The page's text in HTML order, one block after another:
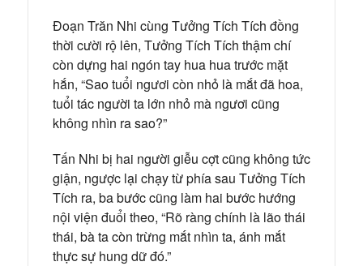
Đoạn Trăn Nhi cùng Tưởng Tích Tích đồng
thời cười rộ lên, Tưởng Tích Tích thậm chí
còn dựng hai ngón tay hua hua trước mặt
hắn, “Sao tuổi ngươi còn nhỏ là mắt đã hoa,
tuổi tác người ta lớn nhỏ mà ngươi cũng
không nhìn ra sao?”
Tấn Nhi bị hai người giễu cợt cũng không tức
giận, ngược lại chạy từ phía sau Tưởng Tích
Tích ra, ba bước cũng làm hai bước hướng
nội viện đuổi theo, “Rõ ràng chính là lão thái
thái, bà ta còn trừng mắt nhìn ta, ánh mắt
thực sự hung dữ đó.”